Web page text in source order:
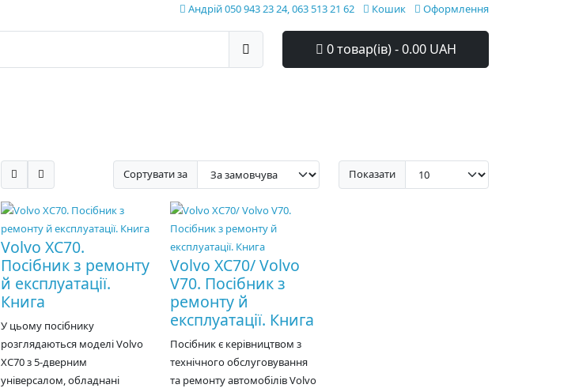
Андрій 050 943 23 24, 063 513 21 62 Кошик Оформлення
0 товар(ів) - 0.00 UAH
Сортувати за Показати
Volvo XC70.
Посібник з ремонту
й експлуатації.
Книга
У цьому посібнику
розглядаються моделі Volvo
XC70 з 5-дверним
універсалом, обладнані
Volvo XC70/ Volvo
V70. Посібник з
ремонту й
експлуатації. Книга
Посібник є керівництвом з
технічного обслуговування
та ремонту автомобілів Volvo